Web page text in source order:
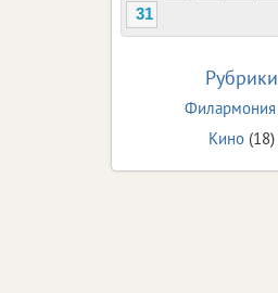
31
Рубрики
Филармония
Кино(18)